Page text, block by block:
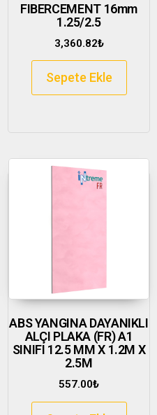
FIBERCEMENT 16mm
1.25/2.5
3,360.82₺
Sepete Ekle
ABS YANGINA DAYANIKLI
ALÇI PLAKA (FR) A1
SINIFI 12.5 MM X 1.2M X
2.5M
557.00₺